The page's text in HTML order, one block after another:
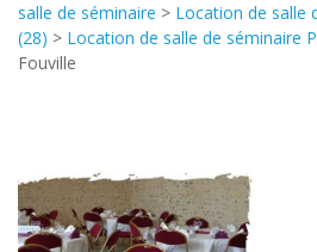
salle de séminaire > Location de salle
(28) > Location de salle de séminaire
Fouville